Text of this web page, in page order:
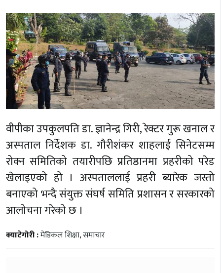
वीपीका उपकुलपति डा. ज्ञानेन्द्र गिरी, रेक्टर गुरू खनाल र
अस्पताल निर्देशक डा. गौरीशंकर शाहलाई सिनेटसम्म
रोक्न समितिको तयारीपछि प्रतिष्ठानमा प्रहरीको परेड
खेलाइएको हो । अस्पताललाई प्रहरी ब्यारेक जस्तो
बनाएको भन्दै संयुक्त संघर्ष समिति प्रशासन र सरकारको
आलोचना गरेको छ ।
क्याटेगोरी :मेडिकल शिक्षा,समाचार